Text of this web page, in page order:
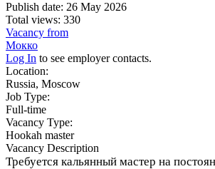
Publish date: 26 May 2026
Total views: 330
Vacancy from
Мокко
Log In to see employer contacts.
Location:
Russia, Moscow
Job Type:
Full-time
Vacancy Type:
Hookah master
Vacancy Description
Требуется кальянный мастер на